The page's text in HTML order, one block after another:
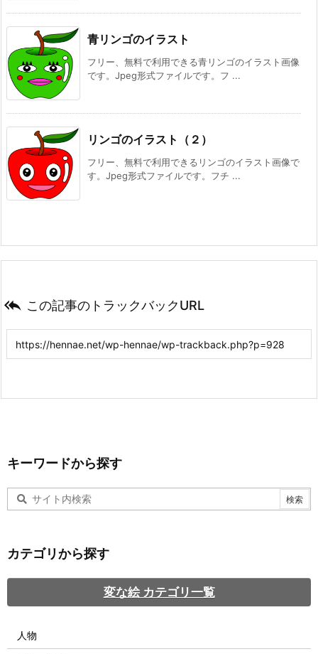
青リンゴのイラスト
フリー、無料で利用できる青リンゴのイラスト画像
です。Jpeg形式ファイルです。フ ...
リンゴのイラスト（２）
フリー、無料で利用できるリンゴのイラスト画像で
す。Jpeg形式ファイルです。フチ ...
 この記事のトラックバックURL
キーワードから探す
カテゴリから探す
変な絵 カテゴリ一覧
人物